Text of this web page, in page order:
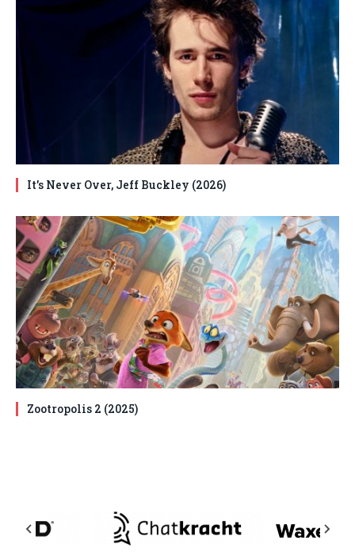
It’s Never Over, Jeff Buckley (2026)
Zootropolis 2 (2025)